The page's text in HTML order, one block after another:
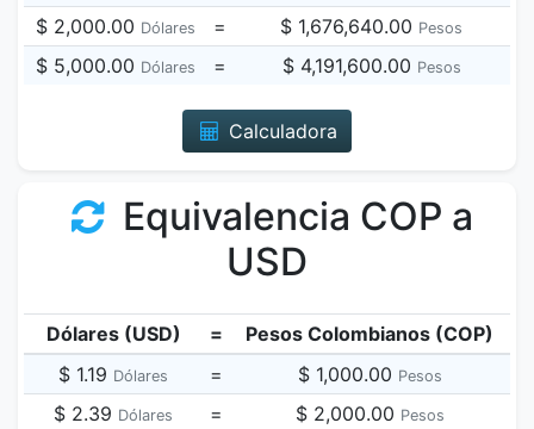
$ 2,000.00 Dólares = $ 1,676,640.00 Pesos
$ 5,000.00 Dólares = $ 4,191,600.00 Pesos
Calculadora
Equivalencia COP a
USD
Dólares (USD) =
Pesos Colombianos (COP)
$ 1.19 Dólares = $ 1,000.00 Pesos
$ 2.39 Dólares = $ 2,000.00 Pesos